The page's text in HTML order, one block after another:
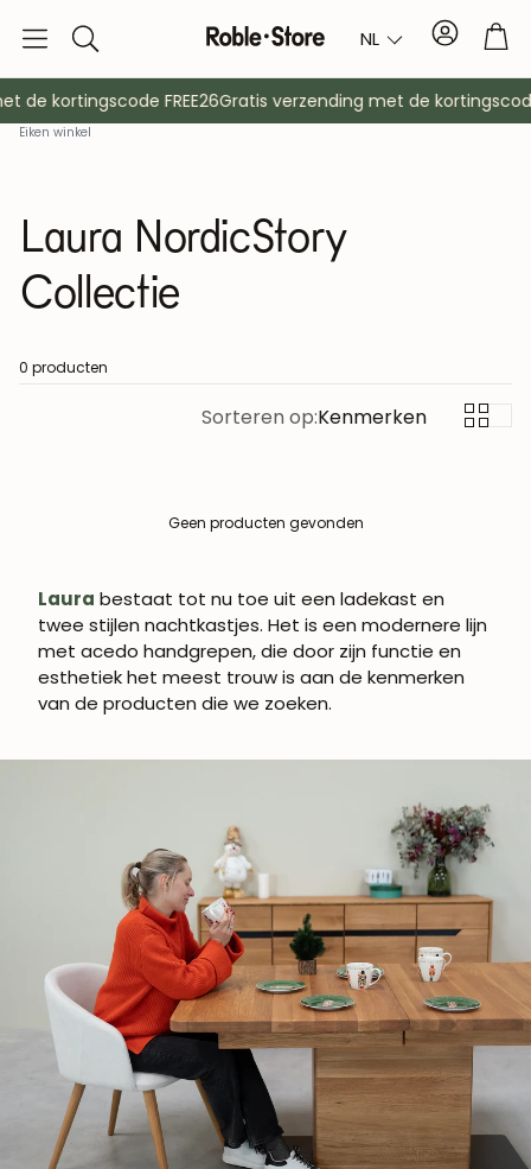
Zoek
op
NL Account
Kapstokken
de kortingscode FREE26Gratis verzending met de kortingscode
Eiken winkel
Laura NordicStory
Collectie
0 producten
Sorteren op:Kenmerken
Geen producten gevonden
Laura bestaat tot nu toe uit een ladekast en
twee stijlen nachtkastjes. Het is een modernere lijn
met acedo handgrepen, die door zijn functie en
esthetiek het meest trouw is aan de kenmerken
van de producten die we zoeken.